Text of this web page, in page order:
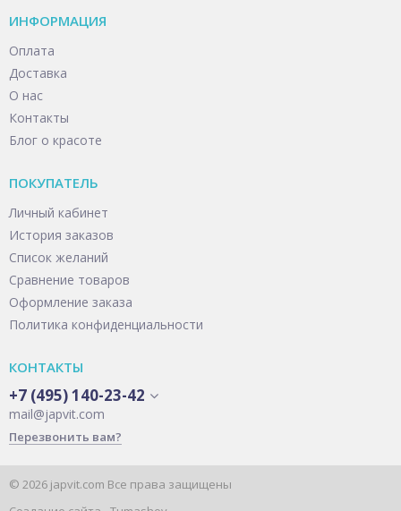
ИНФОРМАЦИЯ
Оплата
Доставка
О нас
Контакты
Блог о красоте
ПОКУПАТЕЛЬ
Личный кабинет
История заказов
Список желаний
Сравнение товаров
Оформление заказа
Политика конфиденциальности
КОНТАКТЫ
+7 (495) 140-23-42
mail@japvit.com
Перезвонить вам?
© 2026 japvit.com Все права защищены